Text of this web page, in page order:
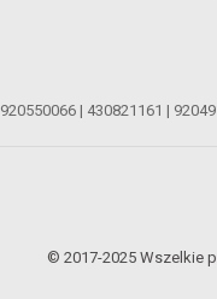
920550066 | 430821161 |
© 2017-2025 Wszelkie